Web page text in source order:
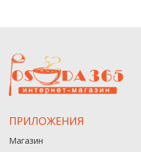
ПРИЛОЖЕНИЯ
Магазин